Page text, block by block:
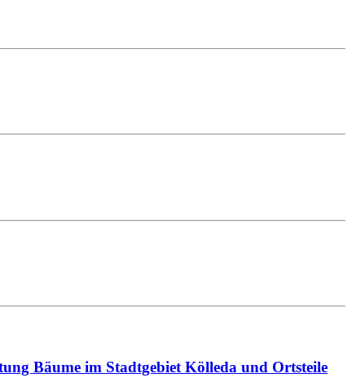
Bäume im Stadtgebiet Kölleda und Ortsteile